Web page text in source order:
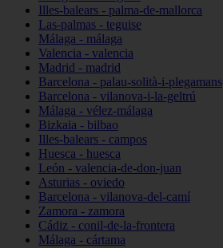
Illes-balears - palma-de-mallorca
Las-palmas - teguise
Málaga - málaga
Valencia - valencia
Madrid - madrid
Barcelona - palau-solità-i-plegamans
Barcelona - vilanova-i-la-geltrú
Málaga - vélez-málaga
Bizkaia - bilbao
Illes-balears - campos
Huesca - huesca
León - valencia-de-don-juan
Asturias - oviedo
Barcelona - vilanova-del-camí
Zamora - zamora
Cádiz - conil-de-la-frontera
Málaga - cártama